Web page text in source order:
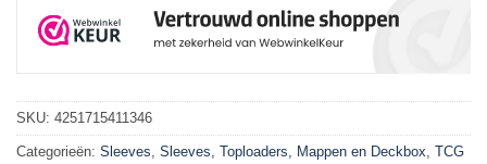
SKU: 4251715411346
Categorieën: Sleeves, Sleeves, Toploaders, Mappen en Deckbox, TCG